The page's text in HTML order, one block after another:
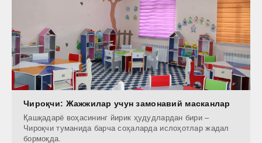
Чироқчи: Жажжилар учун замонавий масканлар
Қашқадарё воҳасининг йирик ҳудудлардан бири –
Чироқчи туманида барча соҳаларда ислоҳотлар жадал
бормоқда.